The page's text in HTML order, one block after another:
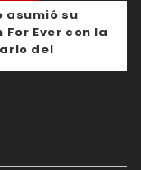
asumió su
Ever con la
del